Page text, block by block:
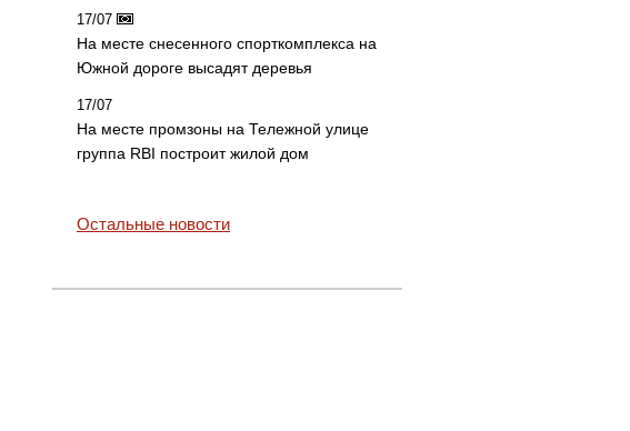
17/07
На месте снесенного спорткомплекса на
Южной дороге высадят деревья
17/07
На месте промзоны на Тележной улице
группа RBI построит жилой дом
Остальные новости